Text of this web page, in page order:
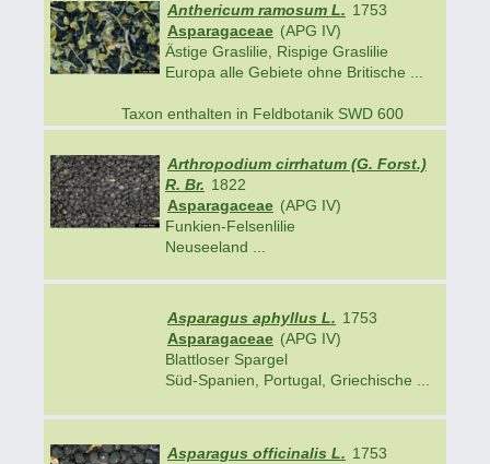
Anthericum ramosum L. 1753
Asparagaceae (APG IV)
Ästige Graslilie, Rispige Graslilie
Europa alle Gebiete ohne Britische ...
Taxon enthalten in Feldbotanik SWD 600
Arthropodium cirrhatum (G. Forst.)
R. Br. 1822
Asparagaceae (APG IV)
Funkien-Felsenlilie
Neuseeland ...
Asparagus aphyllus L. 1753
Asparagaceae (APG IV)
Blattloser Spargel
Süd-Spanien, Portugal, Griechische ...
Asparagus officinalis L. 1753